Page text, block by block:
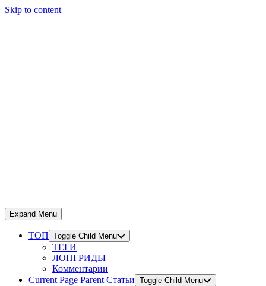
Skip to content
Expand Menu
ТОП Toggle Child Menu
ТЕГИ
ЛОНГРИДЫ
Комментарии
Current Page Parent Статьи Toggle Child Menu